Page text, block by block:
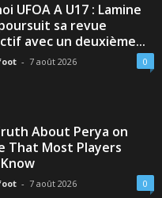
UFOA A U17 : Lamine
sa revue
avec un deuxième...
- 7 août 2026 0
About Perya on
That Most Players
- 7 août 2026 0